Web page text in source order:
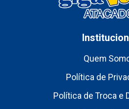
Quem
Política de
Política de Troca e